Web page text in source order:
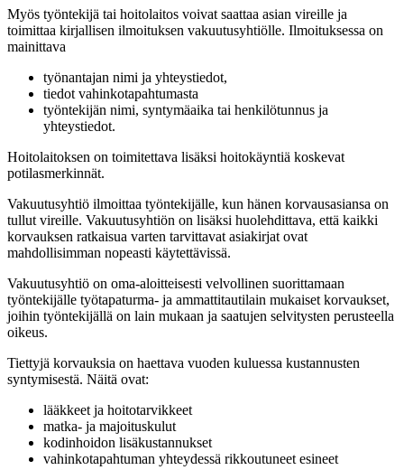
Myös työntekijä tai hoitolaitos voivat saattaa asian vireille ja
toimittaa kirjallisen ilmoituksen vakuutusyhtiölle. Ilmoituksessa on
mainittava
työnantajan nimi ja yhteystiedot,
tiedot vahinkotapahtumasta
työntekijän nimi, syntymäaika tai henkilötunnus ja
yhteystiedot.
Hoitolaitoksen on toimitettava lisäksi hoitokäyntiä koskevat
potilasmerkinnät.
Vakuutusyhtiö ilmoittaa työntekijälle, kun hänen korvausasiansa on
tullut vireille. Vakuutusyhtiön on lisäksi huolehdittava, että kaikki
korvauksen ratkaisua varten tarvittavat asiakirjat ovat
mahdollisimman nopeasti käytettävissä.
Vakuutusyhtiö on oma-aloitteisesti velvollinen suorittamaan
työntekijälle työtapaturma- ja ammattitautilain mukaiset korvaukset,
joihin työntekijällä on lain mukaan ja saatujen selvitysten perusteella
oikeus.
Tiettyjä korvauksia on haettava vuoden kuluessa kustannusten
syntymisestä. Näitä ovat:
lääkkeet ja hoitotarvikkeet
matka- ja majoituskulut
kodinhoidon lisäkustannukset
vahinkotapahtuman yhteydessä rikkoutuneet esineet